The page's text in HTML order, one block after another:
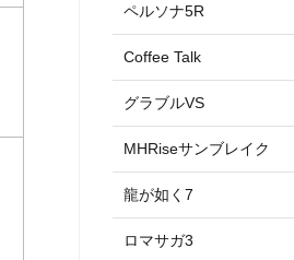
ペルソナ5R
Coffee Talk
グラブルVS
MHRiseサンブレイク
龍が如く7
ロマサガ3